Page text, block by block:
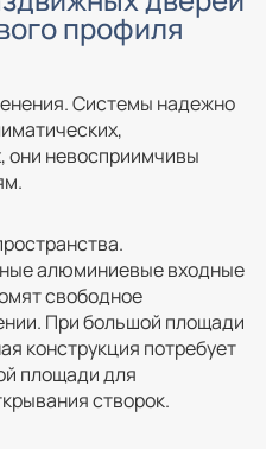
профиля
Системы надежно
они невосприимчивы
алюминиевые входные
свободное
При большой площади
конструкция потребует
площади для
створок.